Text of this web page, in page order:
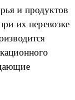
и продуктов
их перевозке